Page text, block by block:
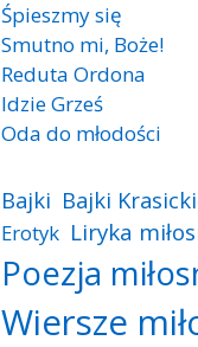
Śpieszmy się
Smutno mi, Boże!
Reduta Ordona
Idzie Grześ
Oda do młodości
Bajki Bajki
Erotyk Liryka
Poezja
Wiersze